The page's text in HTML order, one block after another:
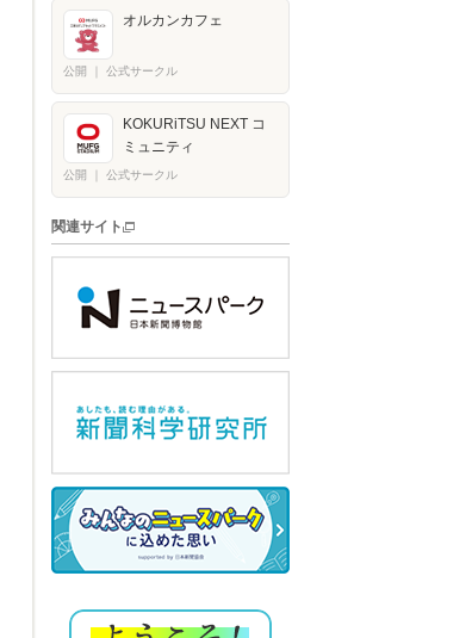
オルカンカフェ
公開 公式サークル
KOKURiTSU NEXT コ
ミュニティ
公開 公式サークル
関連サイト